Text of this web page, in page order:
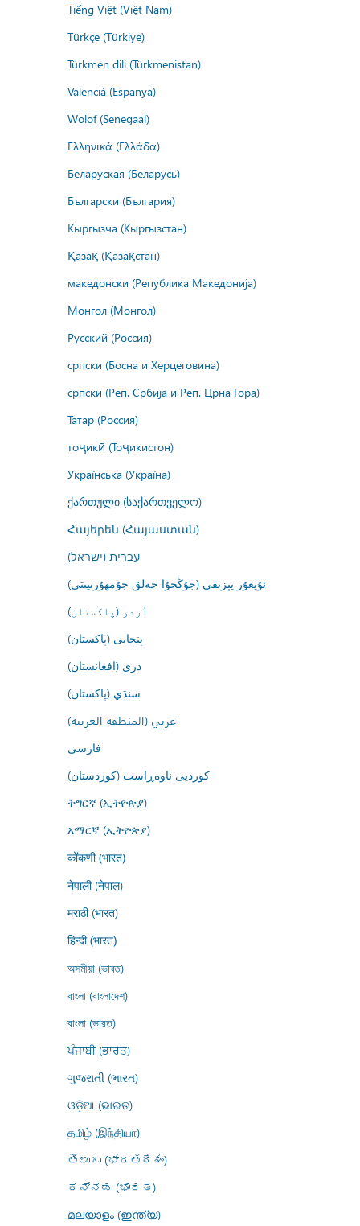
Tiếng Việt (Việt Nam)
Türkçe (Türkiye)
Türkmen dili (Türkmenistan)
Valencià (Espanya)
Wolof (Senegaal)
Ελληνικά (Ελλάδα)
Беларуская (Беларусь)
Български (България)
Кыргызча (Кыргызстан)
Қазақ (Қазақстан)
македонски (Република Македонија)
Монгол (Монгол)
Русский (Россия)
српски (Босна и Херцеговина)
српски (Реп. Србија и Реп. Црна Гора)
Татар (Россия)
тоҷикӣ (Тоҷикистон)
Українська (Україна)
ქართული (საქართველო)
Հայերեն (Հայաստան)
עברית (ישראל)
ئۇيغۇر يېزىقى (جۇڭخۇا خەلق جۇمھۇرىيىتى)
اُردو (پاکستان)
پنجابی (پاکستان)
درى (افغانستان)
سنڌي (پاکستان)
عربي (المنطقة العربية)
فارسى
کوردیی ناوەڕاست (کوردستان)
ትግርኛ (ኢትዮጵያ)
አማርኛ (ኢትዮጵያ)
कोंकणी (भारत)
नेपाली (नेपाल)
मराठी (भारत)
हिन्दी (भारत)
অসমীয়া (ভাৰত)
বাংলা (বাংলাদেশ)
বাংলা (ভারত)
ਪੰਜਾਬੀ (ਭਾਰਤ)
ગુજરાતી (ભારત)
ଓଡ଼ିଆ (ଭାରତ)
தமிழ் (இந்தியா)
తెలుగు (భారతదేశం)
ಕನ್ನಡ (ಭಾರತ)
മലയാളം (ഇന്ത്യ)